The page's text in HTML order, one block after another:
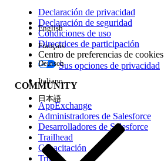
Edición
Experiencia
Declaración de privacidad
Declaración de seguridad
Condiciones de uso
Directrices de participación
Centro de preferencias de cookies
Sus opciones de privacidad
COMMUNITY
AppExchange
Administradores de Salesforce
Desarrolladores de Salesforce
Trailhead
Capacitación
Trust
English
Français
Deutsch
Italiano
日本語